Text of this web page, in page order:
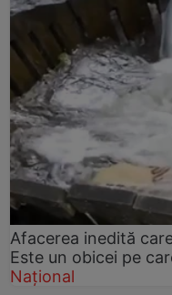
Afacerea inedită
Este un obicei pe
Național